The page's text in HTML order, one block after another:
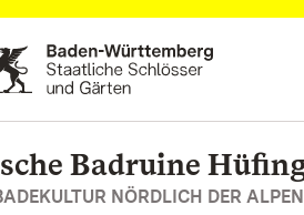
springen
Badruine
NÖRDLICH DER ALPEN